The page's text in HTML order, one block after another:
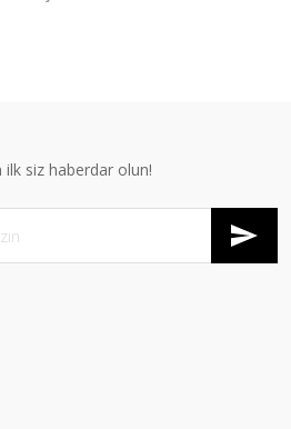
siz haberdar olun!